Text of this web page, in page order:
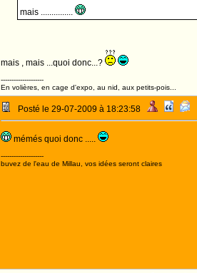
mais ...............
mais , mais ...quoi donc...?
--------------------
En volières, en cage d'expo, au nid, aux petits-pois...
Posté le 29-07-2009 à 18:23:58
mémés quoi donc .....
--------------------
buvez de l'eau de Millau, vos idées seront claires